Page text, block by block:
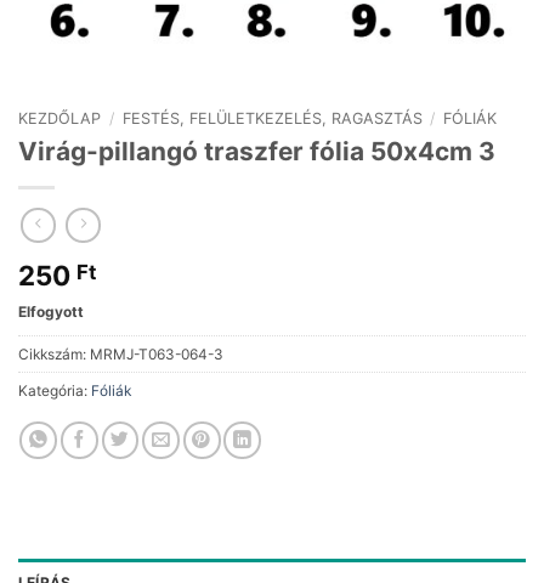
KEZDŐLAP / FESTÉS, FELÜLETKEZELÉS, RAGASZTÁS / FÓLIÁK
Virág-pillangó traszfer fólia 50x4cm 3
250 Ft
Elfogyott
Cikkszám: MRMJ-T063-064-3
Kategória: Fóliák